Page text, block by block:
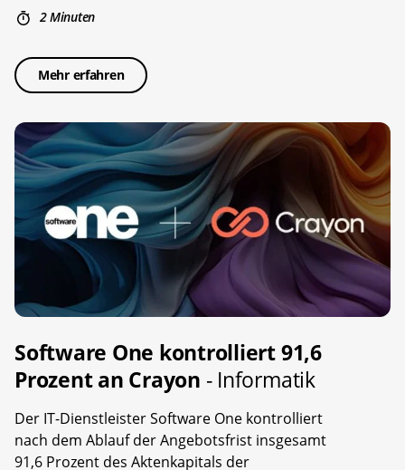
2 Minuten
Mehr erfahren
Software One kontrolliert 91,6
Prozent an Crayon - Informatik
Der IT-Dienstleister Software One kontrolliert
nach dem Ablauf der Angebotsfrist insgesamt
91,6 Prozent des Aktenkapitals der